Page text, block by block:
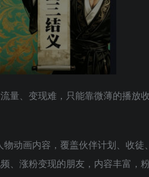
量、变现难，只能靠微薄的播放
动画内容，覆盖伙伴计划、收徒
、涨粉变现的朋友，内容丰富，